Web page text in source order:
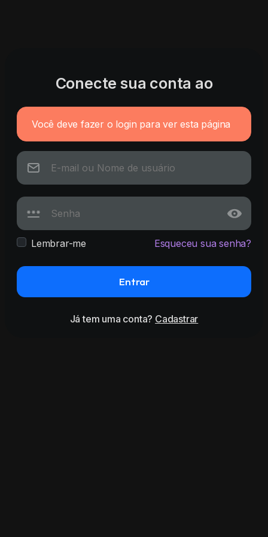
Conecte sua conta ao
Você deve fazer o login para ver esta página
Lembrar-me Esqueceu sua senha?
Entrar
Já tem uma conta? Cadastrar